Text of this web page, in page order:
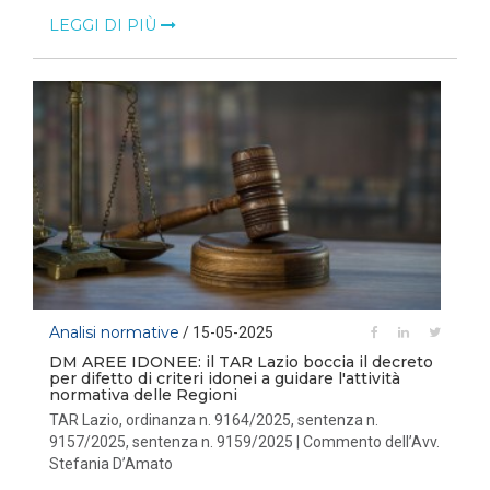
LEGGI DI PIÙ
Analisi normative / 15-05-2025
DM AREE IDONEE: il TAR Lazio boccia il decreto
per difetto di criteri idonei a guidare l'attività
normativa delle Regioni
TAR Lazio, ordinanza n. 9164/2025, sentenza n.
9157/2025, sentenza n. 9159/2025 | Commento dell’Avv.
Stefania D’Amato